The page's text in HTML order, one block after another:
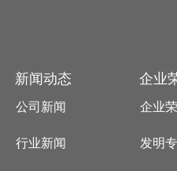
公司新闻
行业新闻
新闻动态
企业
发明
企业